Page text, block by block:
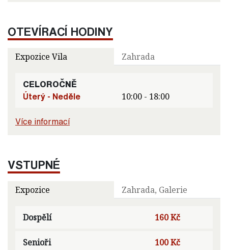
OTEVÍRACÍ HODINY
Expozice Vila Zahrada
CELOROČNĚ
Úterý - Neděle
10:00 - 18:00
Více informací
VSTUPNÉ
Expozice Zahrada, Galerie
Dospělí 160 Kč
Senioři 100 Kč